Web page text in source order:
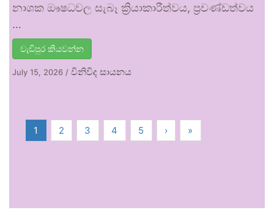
නාශක ඖෂධවල සැබෑ ක්‍රියාකාරීත්වය, ප්‍රචණ්ඩත්වය
…
වැඩිපුර කියවන්න
July 15, 2026 / විනිවිද සායනය
1 2 3 4 5 › »